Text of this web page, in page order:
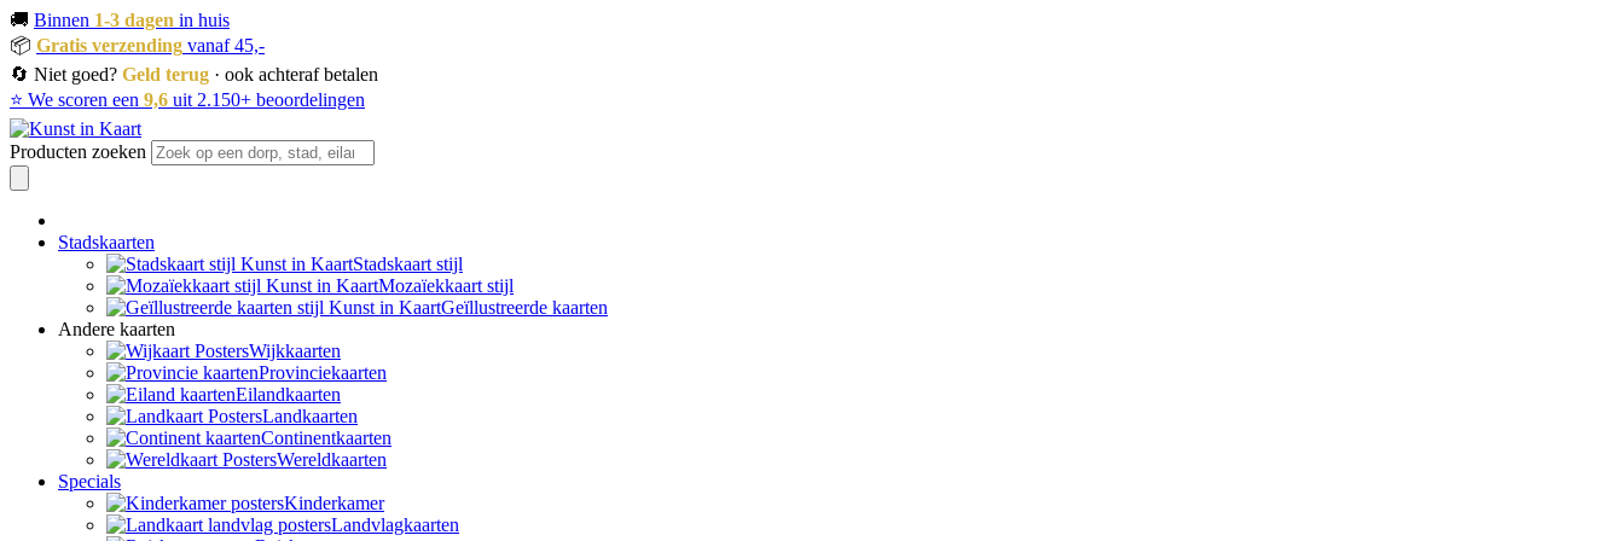
🚚 Binnen 1-3 dagen in huis
📦 Gratis verzending vanaf 45,-
🔄 Niet goed? Geld terug · ook achteraf betalen
⭐ We scoren een 9,6 uit 2.150+ beoordelingen
Producten zoeken
Stadskaarten
Stadskaart stijl
Mozaïekkaart stijl
Geïllustreerde kaarten
Andere kaarten
Wijkkaarten
Provinciekaarten
Eilandkaarten
Landkaarten
Continentkaarten
Wereldkaarten
Specials
Kinderkamer
Landvlagkaarten